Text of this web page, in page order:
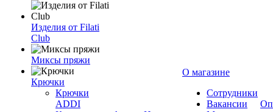
Изделия от Filati
Club
Миксы пряжи
Крючки
Крючки
ADDI
О магазине
Сотрудники
Вакансии